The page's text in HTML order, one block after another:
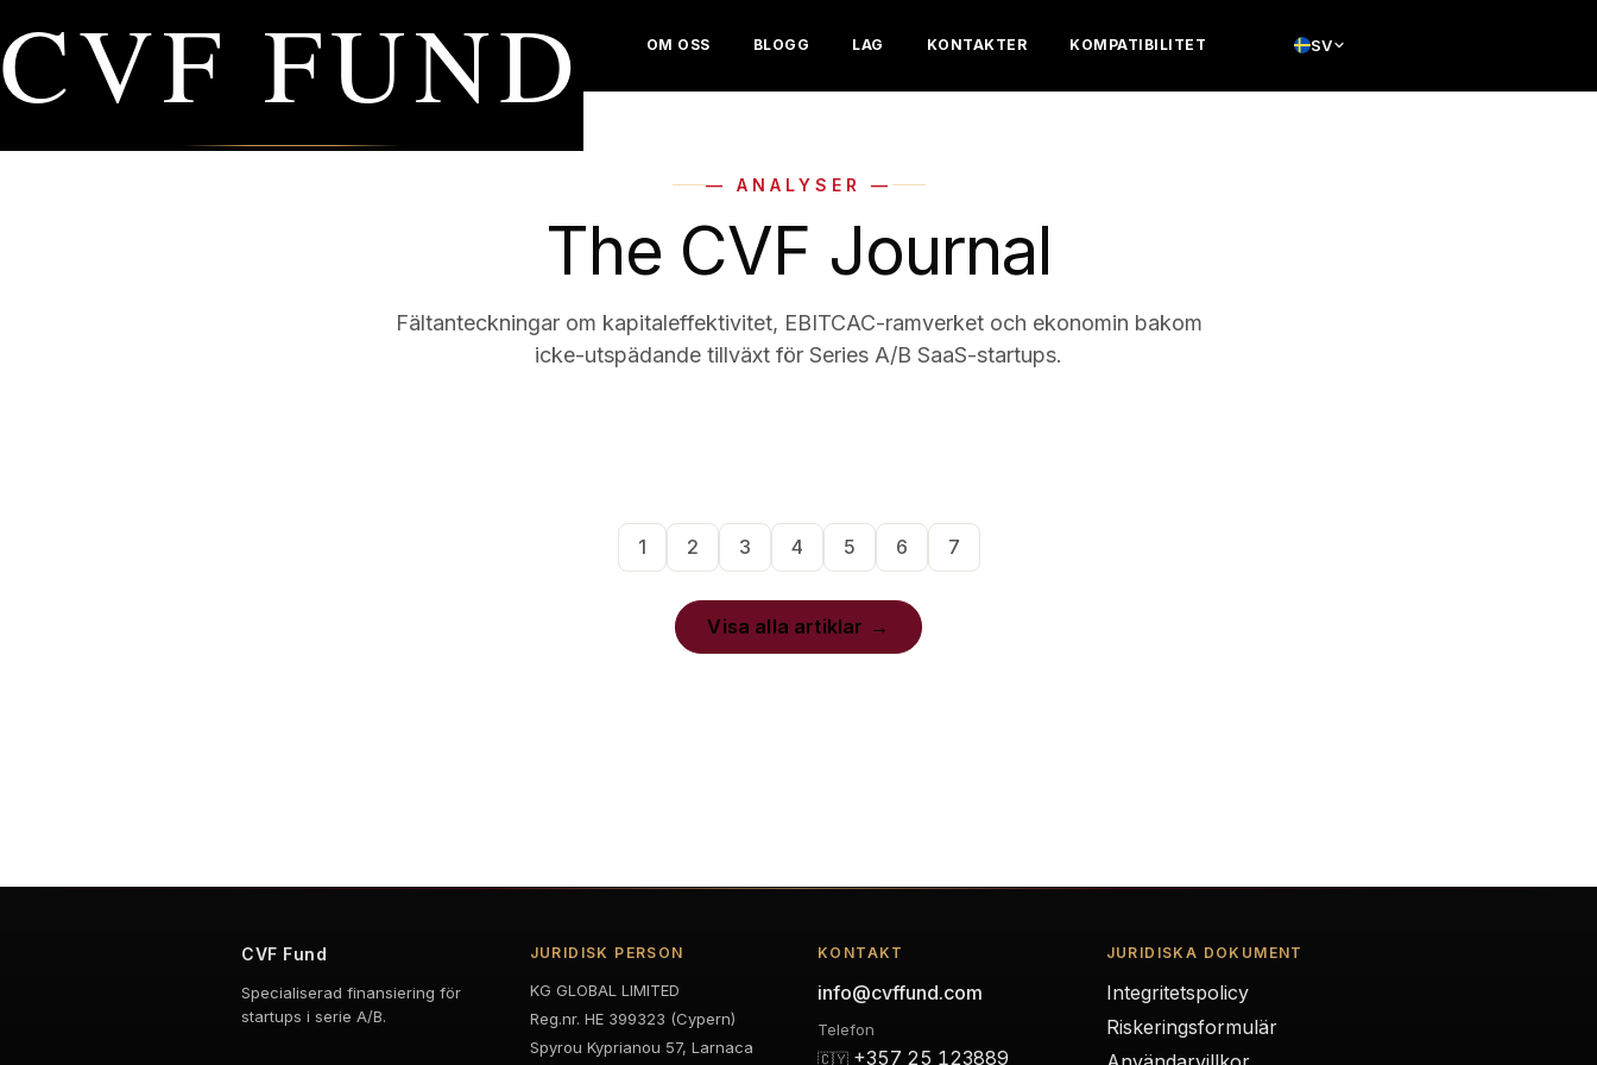
CVF FUND SV
OM OSS BLOGG LAG KONTAKTER KOMPATIBILITET
— ANALYSER —
The CVF Journal
Fältanteckningar om kapitaleffektivitet, EBITCAC-ramverket och ekonomin bakom
icke-utspädande tillväxt för Series A/B SaaS-startups.
1 2 3 4 5 6 7
Visa alla artiklar
CVF Fund
Specialiserad finansiering för
startups i serie A/B.
JURIDISK PERSON
KG GLOBAL LIMITED
Reg.nr. HE 399323 (Cypern)
Spyrou Kyprianou 57, Larnaca
KONTAKT
info@cvffund.com
Telefon
🇨🇾 +357 25 123889
JURIDISKA DOKUMENT
Integritetspolicy
Riskeringsformulär